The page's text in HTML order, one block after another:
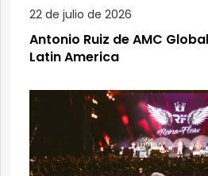
22 de julio de 2026
Antonio Ruiz de AMC
Latin America